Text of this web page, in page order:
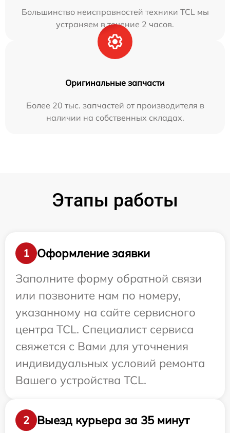
Большинство неисправностей техники TCL мы
устраняем в течение 2 часов.
Оригинальные запчасти
Более 20 тыс. запчастей от производителя в
наличии на собственных складах.
Этапы работы
1
Оформление заявки
Заполните форму обратной связи
или позвоните нам по номеру,
указанному на сайте сервисного
центра TCL. Специалист сервиса
свяжется с Вами для уточнения
индивидуальных условий ремонта
Вашего устройства TCL.
2
Выезд курьера за 35 минут